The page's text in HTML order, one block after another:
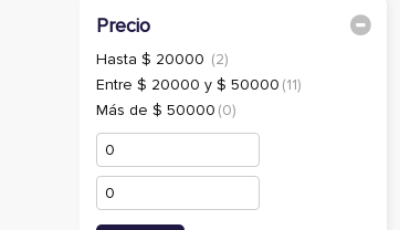
Precio
Hasta $ 20000 (2)
Entre $ 20000 y $ 50000 (11)
Más de $ 50000 (0)